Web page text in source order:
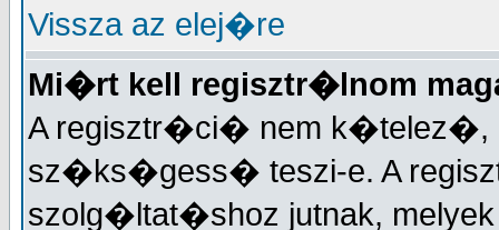
Vissza az elej�re
Mi�rt kell regisztr�lnom
A regisztr�ci� nem k�telez�,
sz�ks�gess� teszi-e. A
szolg�ltat�shoz jutnak,